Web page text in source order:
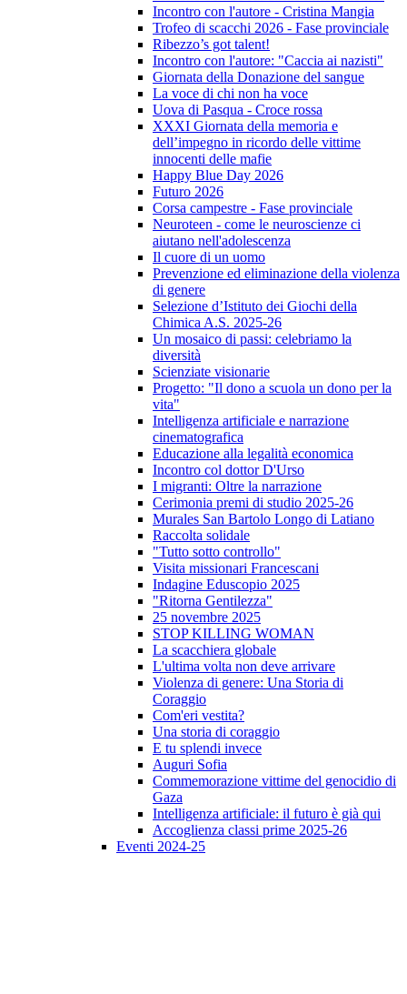
Incontro con l'autore - Cristina Mangia
Trofeo di scacchi 2026 - Fase provinciale
Ribezzo’s got talent!
Incontro con l'autore: "Caccia ai nazisti"
Giornata della Donazione del sangue
La voce di chi non ha voce
Uova di Pasqua - Croce rossa
XXXI Giornata della memoria e
dell’impegno in ricordo delle vittime
innocenti delle mafie
Happy Blue Day 2026
Futuro 2026
Corsa campestre - Fase provinciale
Neuroteen - come le neuroscienze ci
aiutano nell'adolescenza
Il cuore di un uomo
Prevenzione ed eliminazione della violenza
di genere
Selezione d’Istituto dei Giochi della
Chimica A.S. 2025-26
Un mosaico di passi: celebriamo la
diversità
Scienziate visionarie
Progetto: "Il dono a scuola un dono per la
vita"
Intelligenza artificiale e narrazione
cinematografica
Educazione alla legalità economica
Incontro col dottor D'Urso
I migranti: Oltre la narrazione
Cerimonia premi di studio 2025-26
Murales San Bartolo Longo di Latiano
Raccolta solidale
"Tutto sotto controllo"
Visita missionari Francescani
Indagine Eduscopio 2025
"Ritorna Gentilezza"
25 novembre 2025
STOP KILLING WOMAN
La scacchiera globale
L'ultima volta non deve arrivare
Violenza di genere: Una Storia di
Coraggio
Com'eri vestita?
Una storia di coraggio
E tu splendi invece
Auguri Sofia
Commemorazione vittime del genocidio di
Gaza
Intelligenza artificiale: il futuro è già qui
Accoglienza classi prime 2025-26
Eventi 2024-25